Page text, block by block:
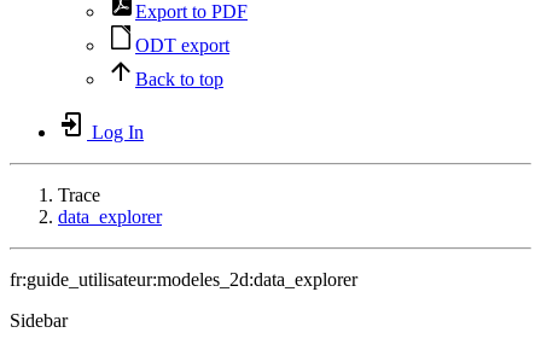
Export to PDF
ODT export
Back to top
Log In
Trace
data_explorer
fr:guide_utilisateur:modeles_2d:data_explorer
Sidebar